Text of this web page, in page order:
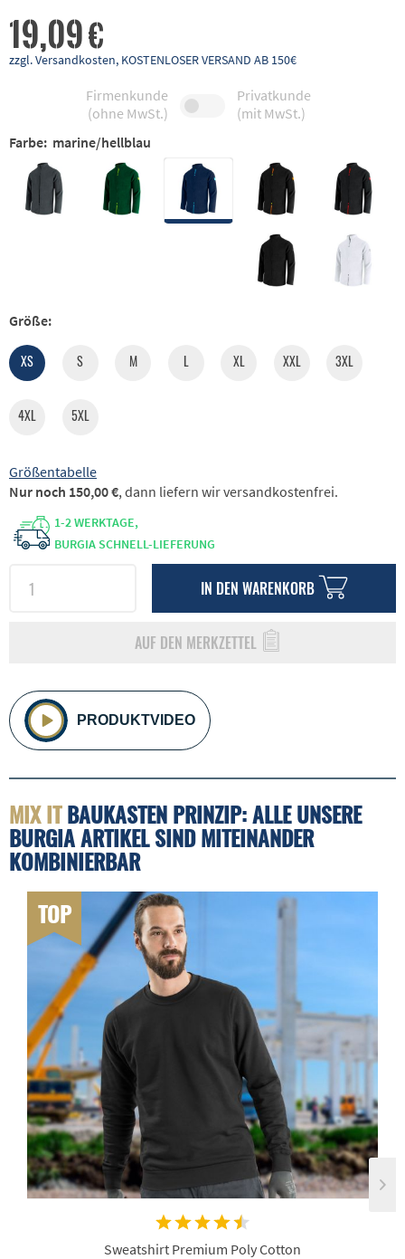
19,09 €
zzgl. Versandkosten, KOSTENLOSER VERSAND AB 150€
Firmenkunde
(ohne MwSt.)
Privatkunde
(mit MwSt.)
Farbe: marine/hellblau
Größe:
XS S M L XL XXL 3XL
4XL 5XL
Größentabelle
1-2 WERKTAGE,
BURGIA SCHNELL-LIEFERUNG
IN DEN WARENKORB
AUF DEN MERKZETTEL
PRODUKTVIDEO
Nur noch 150,00 €, dann liefern wir versandkostenfrei.
MIX ITBAUKASTEN PRINZIP: ALLE UNSERE
BURGIA ARTIKEL SIND MITEINANDER
KOMBINIERBAR
TOP
Sweatshirt Premium Poly Cotton